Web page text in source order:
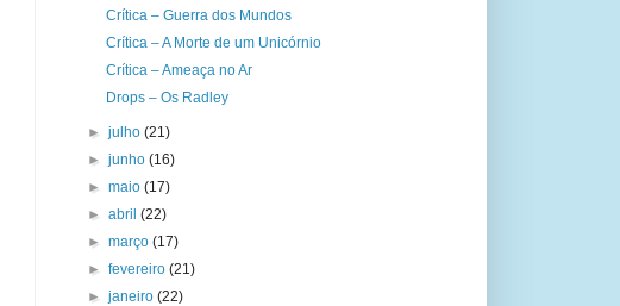
Crítica – Guerra dos Mundos
Crítica – A Morte de um Unicórnio
Crítica – Ameaça no Ar
Drops – Os Radley
►julho(21)
►junho(16)
►maio(17)
►abril(22)
►março(17)
►fevereiro(21)
►janeiro(22)